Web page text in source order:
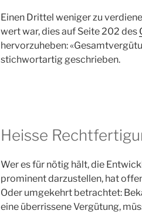
Einen Drittel weniger zu
wert war, dies auf Seite 202 des
hervorzuheben:
stichwortartig geschrieben.
Heisse
Wer es für nötig hält, die
prominent darzustellen, hat
Oder umgekehrt betrachtet:
eine überrissene Vergütung,